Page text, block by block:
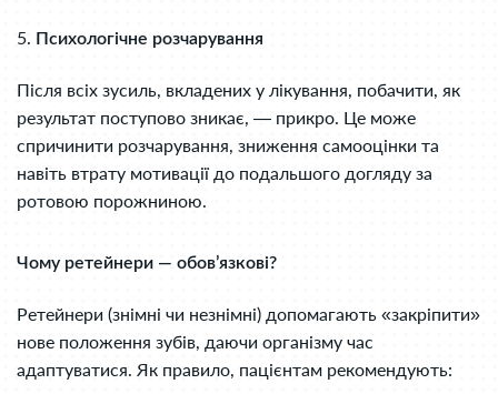
5. Психологічне розчарування
Після всіх зусиль, вкладених у лікування, побачити, як
результат поступово зникає, — прикро. Це може
спричинити розчарування, зниження самооцінки та
навіть втрату мотивації до подальшого догляду за
ротовою порожниною.
Чому ретейнери — обов’язкові?
Ретейнери (знімні чи незнімні) допомагають «закріпити»
нове положення зубів, даючи організму час
адаптуватися. Як правило, пацієнтам рекомендують: